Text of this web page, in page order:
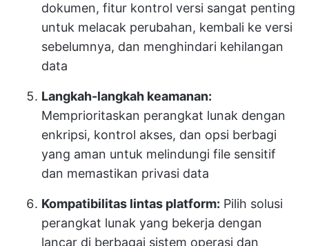
dokumen, fitur kontrol versi sangat penting
untuk melacak perubahan, kembali ke versi
sebelumnya, dan menghindari kehilangan
data
Langkah-langkah keamanan:
Memprioritaskan perangkat lunak dengan
enkripsi, kontrol akses, dan opsi berbagi
yang aman untuk melindungi file sensitif
dan memastikan privasi data
Kompatibilitas lintas platform: Pilih solusi
perangkat lunak yang bekerja dengan
lancar di berbagai sistem operasi dan